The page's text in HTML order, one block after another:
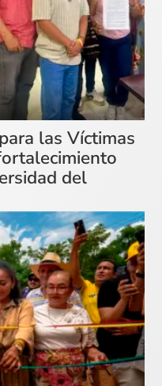
las Víctimas
del